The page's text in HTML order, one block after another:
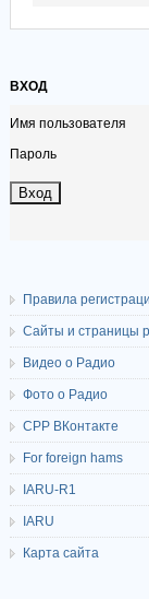
ВХОД
Имя пользователя
Пароль
Правила
Сайты и страницы
Видео о Радио
Фото о Радио
СРР ВКонтакте
For foreign hams
IARU-R1
IARU
Карта сайта